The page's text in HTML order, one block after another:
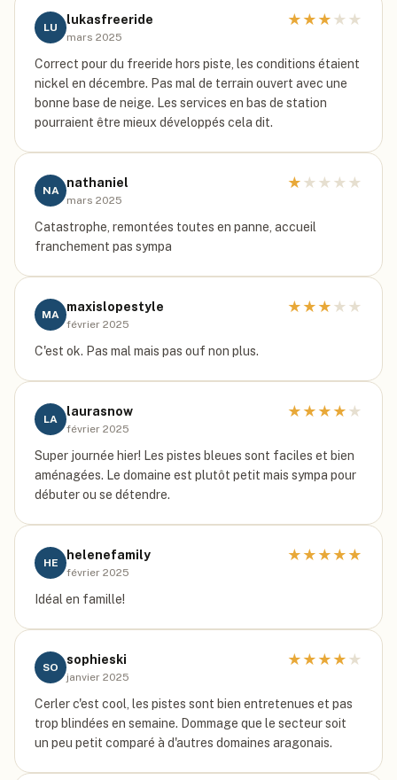
LU
lukasfreeride
mars 2025
★ ★ ★ ★ ★
Correct pour du freeride hors piste, les conditions étaient
nickel en décembre. Pas mal de terrain ouvert avec une
bonne base de neige. Les services en bas de station
pourraient être mieux développés cela dit.
NA
nathaniel
mars 2025
★ ★ ★ ★ ★
Catastrophe, remontées toutes en panne, accueil
franchement pas sympa
MA
maxislopestyle
février 2025
★ ★ ★ ★ ★
C'est ok. Pas mal mais pas ouf non plus.
LA
laurasnow
février 2025
★ ★ ★ ★ ★
Super journée hier! Les pistes bleues sont faciles et bien
aménagées. Le domaine est plutôt petit mais sympa pour
débuter ou se détendre.
HE
helenefamily
février 2025
★ ★ ★ ★ ★
Idéal en famille!
SO
sophieski
janvier 2025
★ ★ ★ ★ ★
Cerler c'est cool, les pistes sont bien entretenues et pas
trop blindées en semaine. Dommage que le secteur soit
un peu petit comparé à d'autres domaines aragonais.